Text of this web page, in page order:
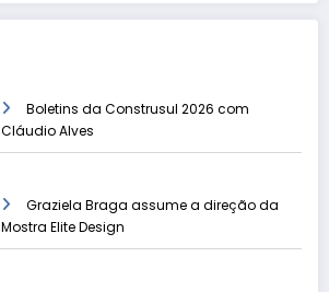
Boletins da Construsul 2026 com
Cláudio Alves
Graziela Braga assume a direção da
Mostra Elite Design